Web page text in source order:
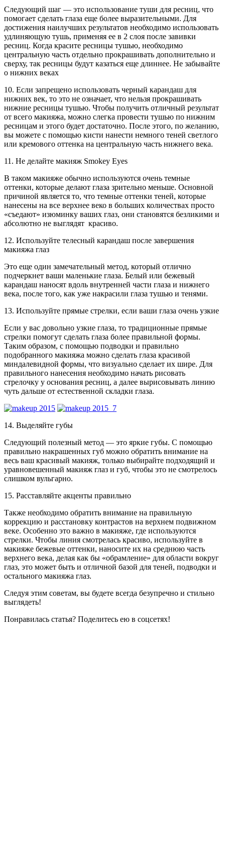
Следующий шаг — это использование туши для ресниц, что
помогает сделать глаза еще более выразительными. Для
достижения наилучших результатов необходимо использовать
удлиняющую тушь, применяя ее в 2 слоя после завивки
ресниц. Когда красите ресницы тушью, необходимо
центральную часть отдельно прокрашивать дополнительно и
сверху, так ресницы будут казаться еще длиннее. Не забывайте
о нижних веках
10. Если запрещено использовать черный карандаш для
нижних век, то это не означает, что нельзя прокрашивать
нижние ресницы тушью. Чтобы получить отличный результат
от всего макияжа, можно слегка провести тушью по нижним
ресницам и этого будет достаточно. После этого, по желанию,
вы можете с помощью кисти нанести немного теней светлого
или кремового оттенка на центральную часть нижнего века.
11. Не делайте макияж Smokey Eyes
В таком макияже обычно используются очень темные
оттенки, которые делают глаза зрительно меньше. Основной
причиной является то, что темные оттенки теней, которые
нанесены на все верхнее веко в больших количествах просто
«съедают» изюминку ваших глаз, они становятся безликими и
абсолютно не выглядят красиво.
12. Используйте телесный карандаш после завершения
макияжа глаз
Это еще один замечательный метод, который отлично
подчеркнет ваши маленькие глаза. Белый или бежевый
карандаш наносят вдоль внутренней части глаза и нижнего
века, после того, как уже накрасили глаза тушью и тенями.
13. Используйте прямые стрелки, если ваши глаза очень узкие
Если у вас довольно узкие глаза, то традиционные прямые
стрелки помогут сделать глаза более правильной формы.
Таким образом, с помощью подводки и правильно
подобранного макияжа можно сделать глаза красивой
миндалевидной формы, что визуально сделает их шире. Для
правильного нанесения необходимо начать рисовать
стрелочку у основания ресниц, а далее вырисовывать линию
чуть дальше от естественной складки глаза.
14. Выделяйте губы
Следующий полезный метод — это яркие губы. С помощью
правильно накрашенных губ можно обратить внимание на
весь ваш красивый макияж, только выбирайте подходящий и
уравновешенный макияж глаз и губ, чтобы это не смотрелось
слишком вульгарно.
15. Расставляйте акценты правильно
Также необходимо обратить внимание на правильную
коррекцию и расстановку контрастов на верхнем подвижном
веке. Особенно это важно в макияже, где используются
стрелки. Чтобы линия смотрелась красиво, используйте в
макияже бежевые оттенки, наносите их на среднюю часть
верхнего века, делая как бы «обрамление» для области вокруг
глаз, это может быть и отличной базой для теней, подводки и
остального макияжа глаз.
Следуя этим советам, вы будете всегда безупречно и стильно
выглядеть!
Понравилась статья? Поделитесь ею в соцсетях!